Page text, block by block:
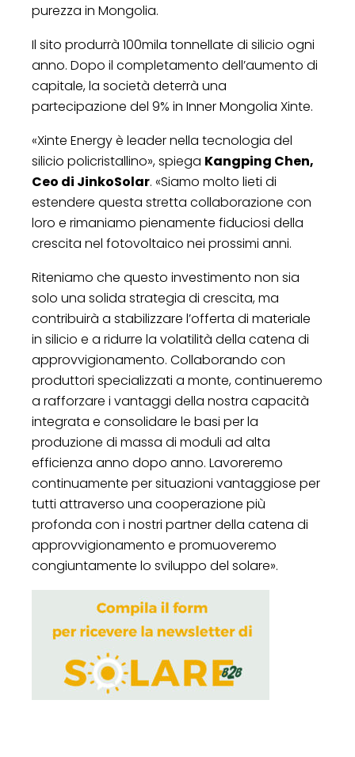
purezza in Mongolia.
Il sito produrrà 100mila tonnellate di silicio ogni
anno. Dopo il completamento dell’aumento di
capitale, la società deterrà una
partecipazione del 9% in Inner Mongolia Xinte.
«Xinte Energy è leader nella tecnologia del
silicio policristallino», spiega Kangping Chen,
Ceo di JinkoSolar. «Siamo molto lieti di
estendere questa stretta collaborazione con
loro e rimaniamo pienamente fiduciosi della
crescita nel fotovoltaico nei prossimi anni.
Riteniamo che questo investimento non sia
solo una solida strategia di crescita, ma
contribuirà a stabilizzare l’offerta di materiale
in silicio e a ridurre la volatilità della catena di
approvvigionamento. Collaborando con
produttori specializzati a monte, continueremo
a rafforzare i vantaggi della nostra capacità
integrata e consolidare le basi per la
produzione di massa di moduli ad alta
efficienza anno dopo anno. Lavoreremo
continuamente per situazioni vantaggiose per
tutti attraverso una cooperazione più
profonda con i nostri partner della catena di
approvvigionamento e promuoveremo
congiuntamente lo sviluppo del solare».